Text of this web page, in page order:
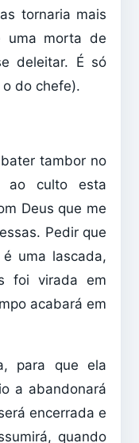
tornaria mais
uma morta de
deleitar. É só
do chefe).
tambor no
ao culto esta
Deus que me
Pedir que
uma lascada,
foi virada em
acabará em
para que ela
a abandonará
encerrada e
quando